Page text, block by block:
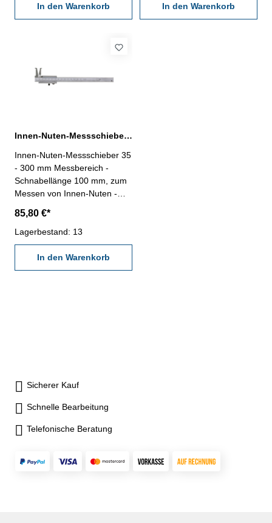
Behältnis/Kasten
Messbereich: 26 - 200 mm
In den Warenkorb
Behältnis/Kasten
Messbereich: 30 - 250 mm
In den Warenkorb
Innen-Nuten-Messschieber 35 - 300 mm
Innen-Nuten-Messschieber 35
- 300 mm Messbereich -
Schnabellänge 100 mm, zum
Messen von Innen-Nuten -
mattverchromt, gehärtet -
Ablesung 0,05 mm,
Genauigkeit 0,15 mm - im
Behältnis/Kasten
Messbereich: 35 - 300 mm
85,80 €*
Lagerbestand: 13
In den Warenkorb
Sicherer Kauf
Schnelle Bearbeitung
Telefonische Beratung